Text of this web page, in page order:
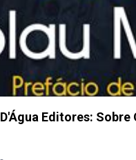
Editores: